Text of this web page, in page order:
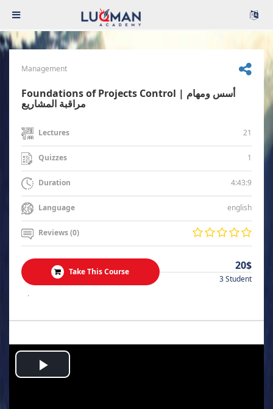
Management
Foundations of Projects Control | أسس ومهام
مراقبة المشاريع
Lectures 21
Quizzes 1
Duration 4:43:9
Language english
Reviews (0)
Take This Course 20$
3 Student
.
Play